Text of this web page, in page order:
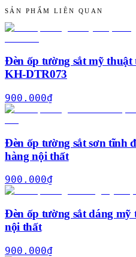
SẢN PHẨM LIÊN QUAN
Đèn ốp tường sắt mỹ
KH-DTR073
900.000₫
Đèn ốp tường sắt sơn tĩnh
hàng nội thất
900.000₫
Đèn ốp tường sắt dáng
nội thất
900.000₫